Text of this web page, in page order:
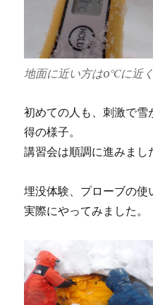
地面に近い方は0℃に近
初めての人も、刺激で
得の様子。
講習会は順調に進みまし
埋没体験、プローブの
実際にやってみました。